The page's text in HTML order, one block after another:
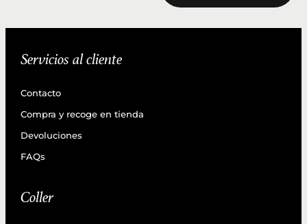
Servicios al cliente
Contacto
Compra y recoge en tienda
Devoluciones
FAQs
Coller